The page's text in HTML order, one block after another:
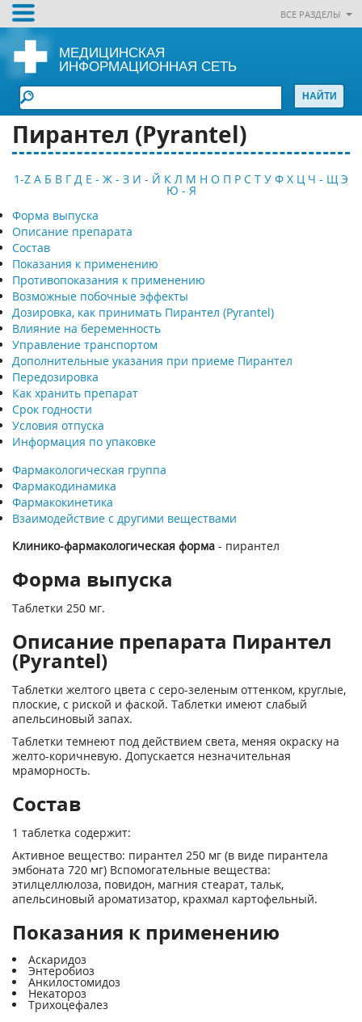
ВСЕ РАЗДЕЛЫ
МЕДИЦИНСКАЯ
ИНФОРМАЦИОННАЯ СЕТЬ
Пирантел (Pyrantel)
1-Z А Б В Г Д Е - Ж - З И - Й К Л М Н О П Р С Т У Ф Х Ц Ч - Щ Э
Ю - Я
Форма выпуска
Описание препарата
Состав
Показания к применению
Противопоказания к применению
Возможные побочные эффекты
Дозировка, как принимать Пирантел (Pyrantel)
Влияние на беременность
Управление транспортом
Дополнительные указания при приеме Пирантел
Передозировка
Как хранить препарат
Срок годности
Условия отпуска
Информация по упаковке
Фармакологическая группа
Фармакодинамика
Фармакокинетика
Взаимодействие с другими веществами
Клинико-фармакологическая форма - пирантел
Форма выпуска
Таблетки 250 мг.
Описание препарата Пирантел
(Pyrantel)
Таблетки желтого цвета с серо-зеленым оттенком, круглые,
плоские, с риской и фаской. Таблетки имеют слабый
апельсиновый запах.
Таблетки темнеют под действием света, меняя окраску на
желто-коричневую. Допускается незначительная
мраморность.
Состав
1 таблетка содержит:
Активное вещество: пирантел 250 мг (в виде пирантела
эмбоната 720 мг) Вспомогательные вещества:
этилцеллюлоза, повидон, магния стеарат, тальк,
апельсиновый ароматизатор, крахмал картофельный.
Показания к применению
Аскаридоз
Энтеробиоз
Анкилостомидоз
Некатороз
Трихоцефалез